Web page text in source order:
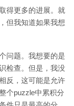
得更多的进展。就
但我知道如果我想
问题。我想要的是
检查。但是，我没
反，这可能是允许
个puzzle中累积分